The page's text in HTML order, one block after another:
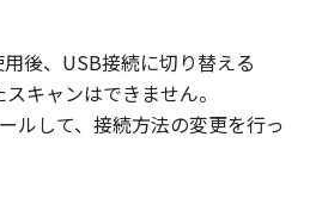
後、USB接続に切り替える
キャンはできません。
ルして、接続方法の変更を行っ